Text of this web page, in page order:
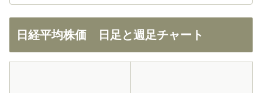
日経平均株価 日足と週足チャート